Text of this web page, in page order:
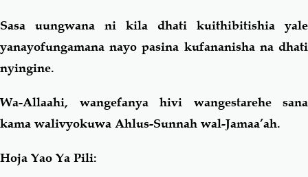
Sasa uungwana ni kila dhati kuithibitishia yale
yanayofungamana nayo pasina kufananisha na dhati
nyingine.
Wa-Allaahi, wangefanya hivi wangestarehe sana
kama walivyokuwa Ahlus-Sunnah wal-Jamaa’ah.
Hoja Yao Ya Pili: